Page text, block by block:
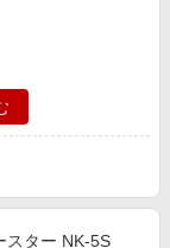
スター NK-5S